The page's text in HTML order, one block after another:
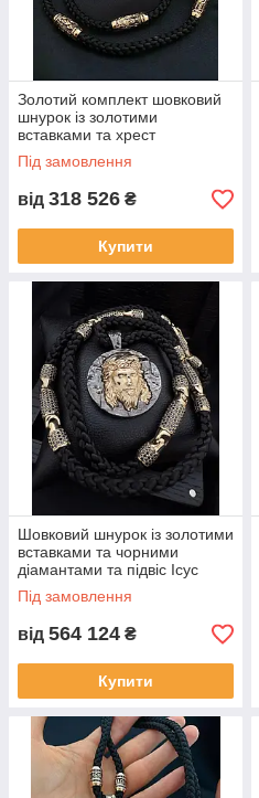
Золотий комплект шовковий
шнурок із золотими
вставками та хрест
Під замовлення
від 318 526 ₴
Купити
Шовковий шнурок із золотими
вставками та чорними
діамантами та підвіс Ісус
Христос
Під замовлення
від 564 124 ₴
Купити